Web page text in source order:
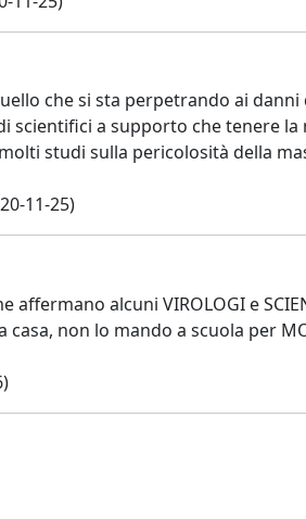
che si sta perpetrando ai danni
scientifici a supporto che tenere
studi sulla pericolosità della
11-25)
affermano alcuni VIROLOGI e
casa, non lo mando a scuola per